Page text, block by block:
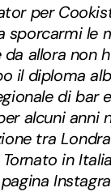
per
sporcarmi le
da allora non
il diploma
di bar
alcuni anni
tra
in